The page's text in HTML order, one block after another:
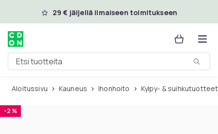
Ohita ja siirry pääsisältöön
29 € jäljellä ilmaiseen toimitukseen
Etsi tuotteita
Aloitussivu Kauneus Ihonhoito Kylpy- & suihkutuotteet
-2 %